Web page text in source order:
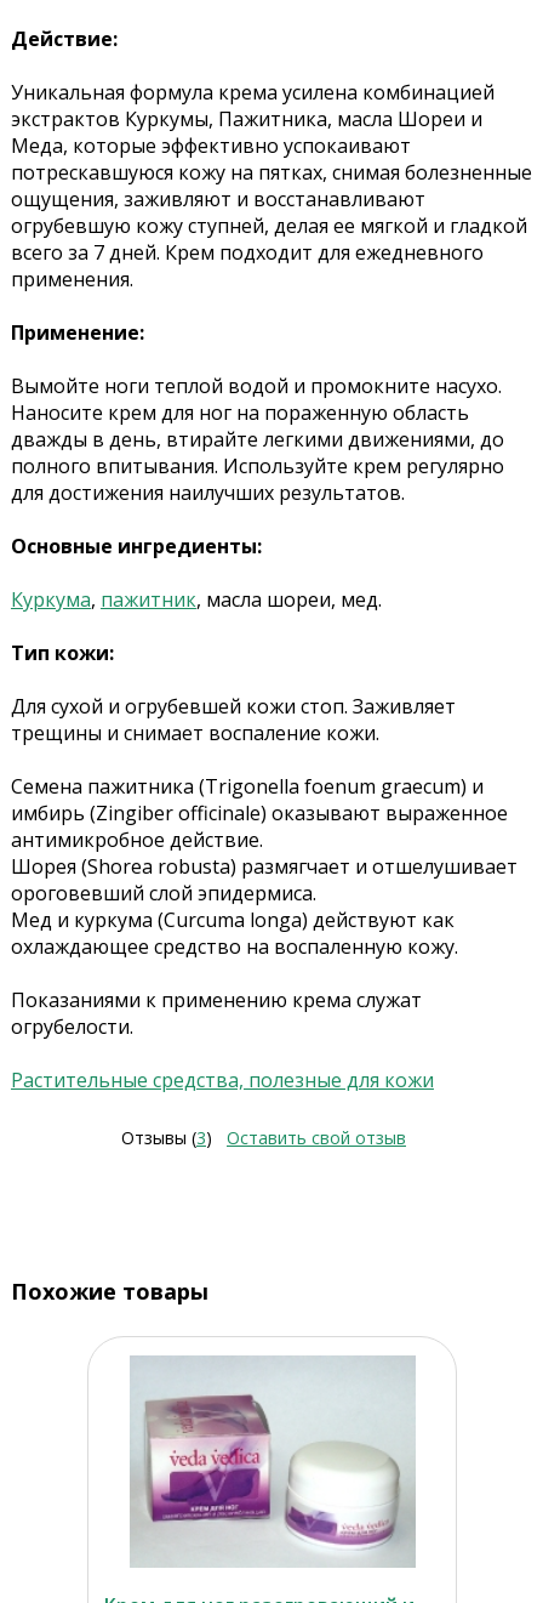
Действие:
Уникальная формула крема усилена комбинацией
экстрактов Куркумы, Пажитника, масла Шореи и
Меда, которые эффективно успокаивают
потрескавшуюся кожу на пятках, снимая болезненные
ощущения, заживляют и восстанавливают
огрубевшую кожу ступней, делая ее мягкой и гладкой
всего за 7 дней. Крем подходит для ежедневного
применения.
Применение:
Вымойте ноги теплой водой и промокните насухо.
Наносите крем для ног на пораженную область
дважды в день, втирайте легкими движениями, до
полного впитывания. Используйте крем регулярно
для достижения наилучших результатов.
Основные ингредиенты:
Куркума, пажитник, масла шореи, мед.
Тип кожи:
Для сухой и огрубевшей кожи стоп. Заживляет
трещины и снимает воспаление кожи.
Семена пажитника (Trigonella foenum graecum) и
имбирь (Zingiber officinale) оказывают выраженное
антимикробное действие.
Шорея (Shorea robusta) размягчает и отшелушивает
ороговевший слой эпидермиса.
Мед и куркума (Curcuma longa) действуют как
охлаждающее средство на воспаленную кожу.
Показаниями к применению крема служат
огрубелости.
Растительные средства, полезные для кожи
Отзывы (3) Оставить свой отзыв
Похожие товары